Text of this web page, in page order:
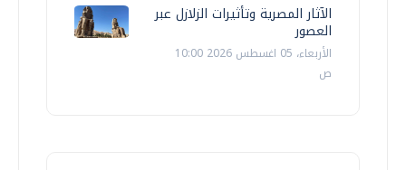
الآثار المصرية وتأثيرات الزلازل عبر
العصور
الأربعاء، 05 اغسطس 2026 10:00
ص